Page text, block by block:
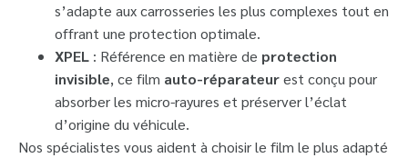
s’adapte aux carrosseries les plus complexes tout en
offrant une protection optimale.
XPEL : Référence en matière de protection
invisible, ce film auto-réparateurest conçu pour
absorber les micro-rayures et préserver l’éclat
d’origine du véhicule.
Nos spécialistes vous aident à choisir le film le plus adapté